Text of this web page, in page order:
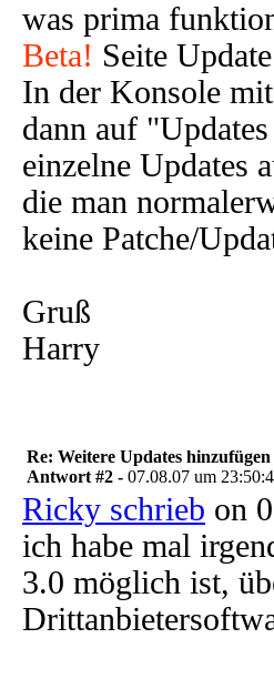
was prima
Beta! Seite
In der Konsole
dann auf
einzelne Updates
die man
keine Patche/
Gruß
Harry
Re: Weitere Updates hinzufügen
Antwort #2 - 07.08.07 um
Ricky schrieb on
ich habe mal
3.0 möglich ist,